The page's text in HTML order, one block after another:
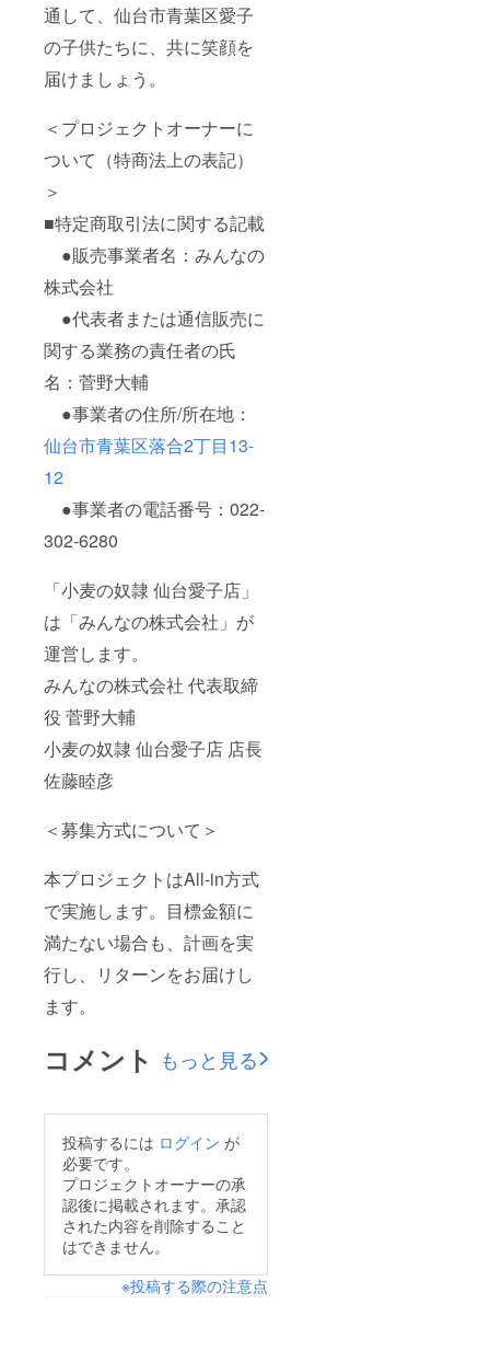
通して、仙台市青葉区愛子
の子供たちに、共に笑顔を
届けましょう。
＜プロジェクトオーナーに
ついて（特商法上の表記）
＞
■特定商取引法に関する記載
●販売事業者名：みんなの
株式会社
●代表者または通信販売に
関する業務の責任者の氏
名：菅野大輔
●事業者の住所/所在地：
仙台市青葉区落合2丁目13-
12
●事業者の電話番号：022-
302-6280
「小麦の奴隷 仙台愛子店」
は「みんなの株式会社」が
運営します。
みんなの株式会社 代表取締
役 菅野大輔
小麦の奴隷 仙台愛子店 店長
佐藤睦彦
＜募集方式について＞
本プロジェクトはAll-in方式
で実施します。目標金額に
満たない場合も、計画を実
行し、リターンをお届けし
ます。
コメント もっと見る
投稿するには ログイン が
必要です。
プロジェクトオーナーの承
認後に掲載されます。承認
された内容を削除すること
はできません。
※投稿する際の注意点